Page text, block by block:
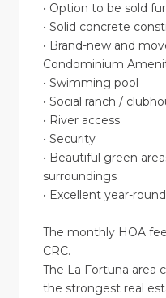
• Option to be sold
• Solid concrete
• Brand-new and
Condominium
• Swimming pool
• Social ranch /
• River access
• Security
• Beautiful green
surroundings
• Excellent year-
The monthly HOA
CRC.
The La Fortuna area
the strongest real